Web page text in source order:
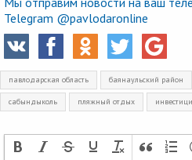
Telegram @pavlodaronline
павлодарская область баянаульский район
сабындыколь пляжный отдых